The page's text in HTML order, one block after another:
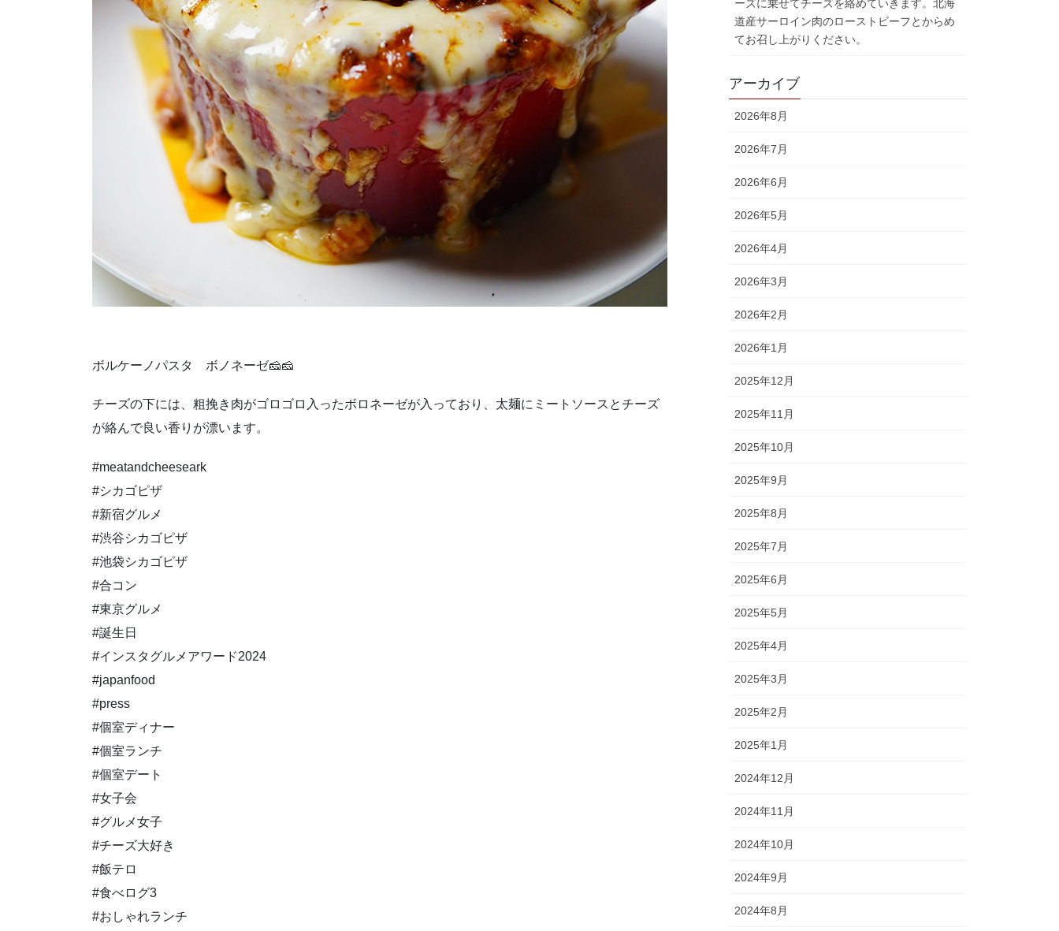
ボルケーノパスタ ボノネーゼ🧀🧀
チーズの下には、粗挽き肉がゴロゴロ入ったボロネーゼが入っており、太麺にミートソースとチーズ
が絡んで良い香りが漂います。
#meatandcheeseark
#シカゴピザ
#新宿グルメ
#渋谷シカゴピザ
#池袋シカゴピザ
#合コン
#東京グルメ
#誕生日
#インスタグルメアワード2024
#japanfood
#press
#個室ディナー
#個室ランチ
#個室デート
#女子会
#グルメ女子
#チーズ大好き
#飯テロ
#食べログ3
#おしゃれランチ
ーズに乗せてチーズを絡めていきます。北海
道産サーロイン肉のローストビーフとからめ
てお召し上がりください。
アーカイブ
2026年8月
2026年7月
2026年6月
2026年5月
2026年4月
2026年3月
2026年2月
2026年1月
2025年12月
2025年11月
2025年10月
2025年9月
2025年8月
2025年7月
2025年6月
2025年5月
2025年4月
2025年3月
2025年2月
2025年1月
2024年12月
2024年11月
2024年10月
2024年9月
2024年8月